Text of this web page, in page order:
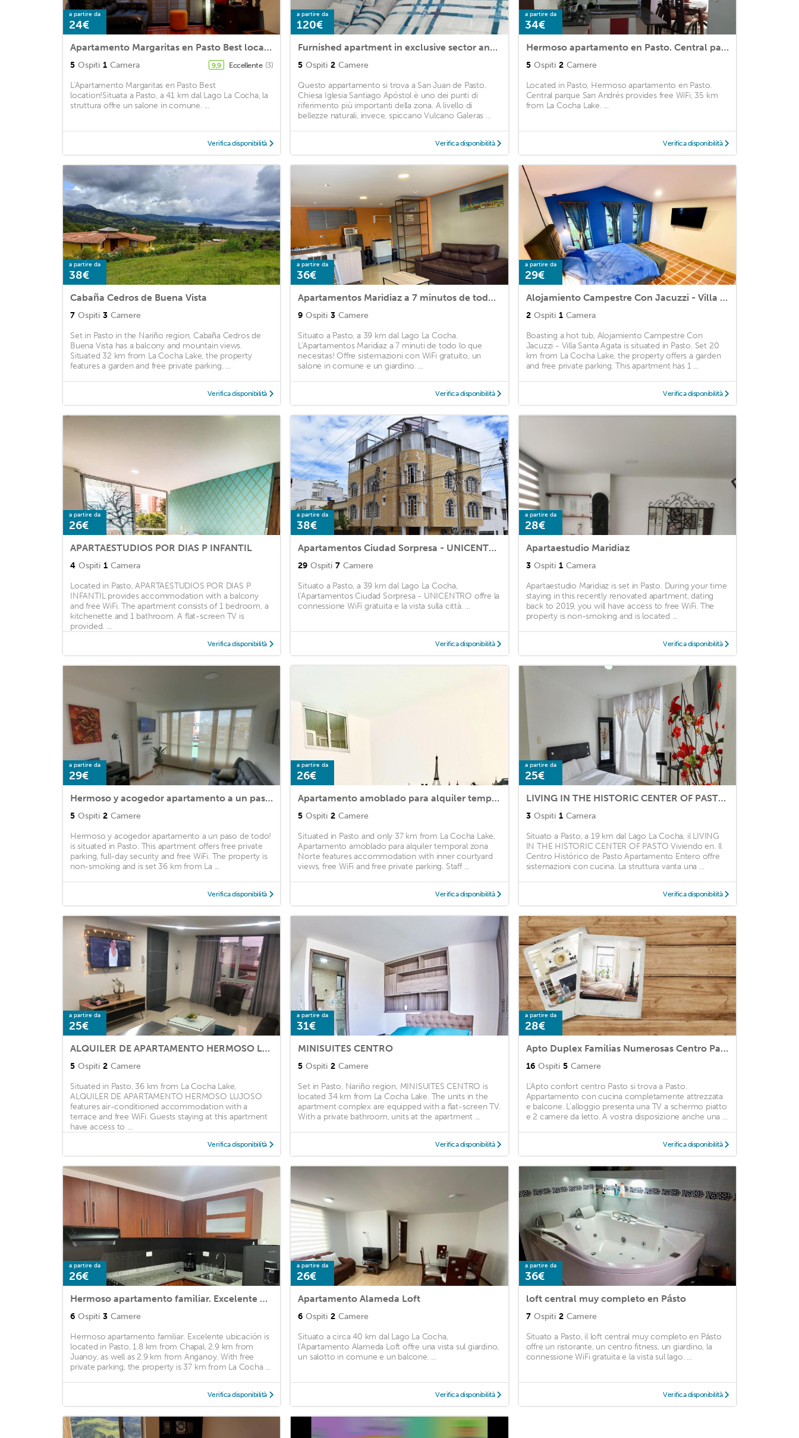
a partire da
24€
Apartamento Margaritas en Pasto Best location!!!
5 Ospiti 1 Camera 9,9 Eccellente (3)
L'Apartamento Margaritas en Pasto Best
location!Situata a Pasto, a 41 km dal Lago La Cocha, la
struttura offre un salone in comune. ...
Verifica disponibilità
a partire da
120€
Furnished apartment in exclusive sector and close to everything
5 Ospiti 2 Camere
Questo appartamento si trova a San Juan de Pasto.
Chiesa Iglesia Santiago Apóstol è uno dei punti di
riferimento più importanti della zona. A livello di
bellezze naturali, invece, spiccano Vulcano Galeras ...
Verifica disponibilità
a partire da
34€
Hermoso apartamento en Pasto. Central parque San Andrés
5 Ospiti 2 Camere
Located in Pasto, Hermoso apartamento en Pasto.
Central parque San Andrés provides free WiFi, 35 km
from La Cocha Lake. ...
Verifica disponibilità
a partire da
38€
Cabaña Cedros de Buena Vista
7 Ospiti 3 Camere
Set in Pasto in the Nariño region, Cabaña Cedros de
Buena Vista has a balcony and mountain views.
Situated 32 km from La Cocha Lake, the property
features a garden and free private parking. ...
Verifica disponibilità
a partire da
36€
Apartamentos Maridiaz a 7 minutos de todo lo que necesitas !!!
9 Ospiti 3 Camere
Situato a Pasto, a 39 km dal Lago La Cocha.
L'Apartamentos Maridiaz a 7 minuti de todo lo que
necesitas! Offre sistemazioni con WiFi gratuito, un
salone in comune e un giardino. ...
Verifica disponibilità
a partire da
29€
Alojamiento Campestre Con Jacuzzi - Villa Santa Agata
2 Ospiti 1 Camera
Boasting a hot tub, Alojamiento Campestre Con
Jacuzzi - Villa Santa Agata is situated in Pasto. Set 20
km from La Cocha Lake, the property offers a garden
and free private parking. This apartment has 1 ...
Verifica disponibilità
a partire da
26€
APARTAESTUDIOS POR DIAS P INFANTIL
4 Ospiti 1 Camera
Located in Pasto, APARTAESTUDIOS POR DIAS P
INFANTIL provides accommodation with a balcony
and free WiFi. The apartment consists of 1 bedroom, a
kitchenette and 1 bathroom. A flat-screen TV is
provided. ...
Verifica disponibilità
a partire da
38€
Apartamentos Ciudad Sorpresa - UNICENTRO
29 Ospiti 7 Camere
Situato a Pasto, a 39 km dal Lago La Cocha,
l'Apartamentos Ciudad Sorpresa - UNICENTRO offre la
connessione WiFi gratuita e la vista sulla città. ...
Verifica disponibilità
a partire da
28€
Apartaestudio Maridiaz
3 Ospiti 1 Camera
Apartaestudio Maridiaz is set in Pasto. During your time
staying in this recently renovated apartment, dating
back to 2019, you will have access to free WiFi. The
property is non-smoking and is located ...
Verifica disponibilità
a partire da
29€
Hermoso y acogedor apartamento a un paso de todo!
5 Ospiti 2 Camere
Hermoso y acogedor apartamento a un paso de todo!
is situated in Pasto. This apartment offers free private
parking, full-day security and free WiFi. The property is
non-smoking and is set 36 km from La ...
Verifica disponibilità
a partire da
26€
Apartamento amoblado para alquiler temporal zona Norte
5 Ospiti 2 Camere
Situated in Pasto and only 37 km from La Cocha Lake,
Apartamento amoblado para alquiler temporal zona
Norte features accommodation with inner courtyard
views, free WiFi and free private parking. Staff ...
Verifica disponibilità
a partire da
25€
LIVING IN THE HISTORIC CENTER OF PASTO Viviendo en el Centro Histórico de Pasto Apartamento Entero
3 Ospiti 1 Camera
Situato a Pasto, a 19 km dal Lago La Cocha, il LIVING
IN THE HISTORIC CENTER OF PASTO Viviendo en. Il
Centro Histórico de Pasto Apartamento Entero offre
sistemazioni con cucina. La struttura vanta una ...
Verifica disponibilità
a partire da
25€
ALQUILER DE APARTAMENTO HERMOSO LUJOSO
5 Ospiti 2 Camere
Situated in Pasto, 36 km from La Cocha Lake,
ALQUILER DE APARTAMENTO HERMOSO LUJOSO
features air-conditioned accommodation with a
terrace and free WiFi. Guests staying at this apartment
have access to ...
Verifica disponibilità
a partire da
31€
MINISUITES CENTRO
5 Ospiti 2 Camere
Set in Pasto, Nariño region, MINISUITES CENTRO is
located 34 km from La Cocha Lake. The units in the
apartment complex are equipped with a flat-screen TV.
With a private bathroom, units at the apartment ...
Verifica disponibilità
a partire da
28€
Apto Duplex Familias Numerosas Centro Pasto
16 Ospiti 5 Camere
L'Apto confort centro Pasto si trova a Pasto.
Appartamento con cucina completamente attrezzata
e balcone. L'alloggio presenta una TV a schermo piatto
e 2 camere da letto. A vostra disposizione anche una ...
Verifica disponibilità
a partire da
26€
Hermoso apartamento familiar. Excelente ubicación
6 Ospiti 3 Camere
Hermoso apartamento familiar. Excelente ubicación is
located in Pasto, 1.8 km from Chapal, 2.9 km from
Juanoy, as well as 2.9 km from Anganoy. With free
private parking, the property is 37 km from La Cocha ...
Verifica disponibilità
a partire da
26€
Apartamento Alameda Loft
6 Ospiti 2 Camere
Situato a circa 40 km dal Lago La Cocha,
l'Apartamento Alameda Loft offre una vista sul giardino,
un salotto in comune e un balcone. ...
Verifica disponibilità
a partire da
36€
loft central muy completo en Pásto
7 Ospiti 2 Camere
Situato a Pasto, il loft central muy completo en Pásto
offre un ristorante, un centro fitness, un giardino, la
connessione WiFi gratuita e la vista sul lago. ...
Verifica disponibilità